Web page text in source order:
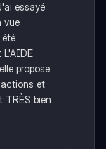
essayé
vue
L'AIDE
propose
et
TRÈS bien